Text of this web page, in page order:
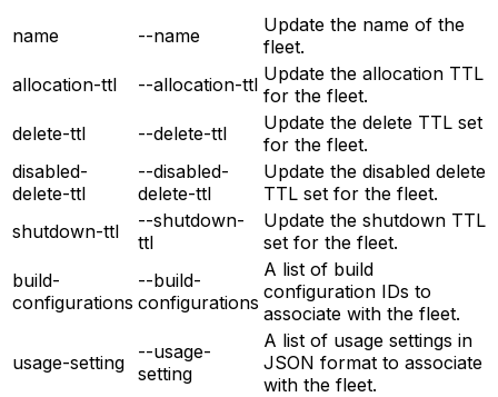
name --name
Update the name of the
fleet.
allocation-ttl
--allocation-ttl Update the allocation TTL
for the fleet.
delete-ttl
--delete-ttl
Update the delete TTL set
for the fleet.
disabled-
delete-ttl
--disabled-
delete-ttl
Update the disabled delete
TTL set for the fleet.
shutdown-ttl
--shutdown-
ttl
Update the shutdown TTL
set for the fleet.
build-
configurations
--build-
configurations
A list of build
configuration IDs to
associate with the fleet.
usage-setting
--usage-
setting
A list of usage settings in
JSON format to associate
with the fleet.